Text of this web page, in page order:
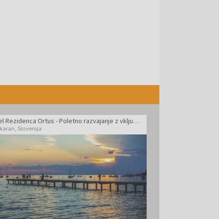
Hotel Rezidenca Ortus - Poletno razvajanje z vključeno masažo na slovenski obali
, Slovenija